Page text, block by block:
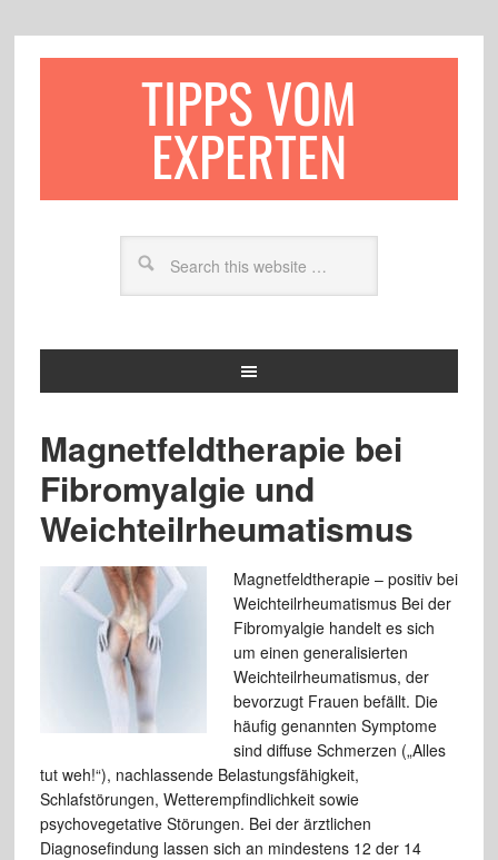
TIPPS VOM
EXPERTEN
Magnetfeldtherapie bei
Fibromyalgie und
Weichteilrheumatismus
Magnetfeldtherapie – positiv bei
Weichteilrheumatismus Bei der
Fibromyalgie handelt es sich
um einen generalisierten
Weichteilrheumatismus, der
bevorzugt Frauen befällt. Die
häufig genannten Symptome
sind diffuse Schmerzen („Alles
tut weh!“), nachlassende Belastungsfähigkeit,
Schlafstörungen, Wetterempfindlichkeit sowie
psychovegetative Störungen. Bei der ärztlichen
Diagnosefindung lassen sich an mindestens 12 der 14